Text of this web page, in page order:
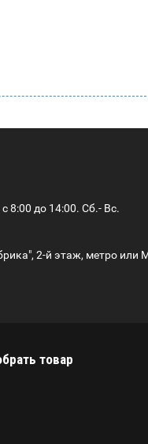
8:00 до 14:00. Сб.- Вс.
2-й этаж, метро или
товар